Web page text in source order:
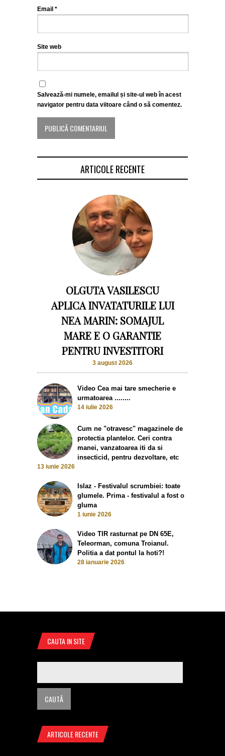
Email *
Site web
Salvează-mi numele, emailul și site-ul web în acest
navigator pentru data viitoare când o să comentez.
ARTICOLE RECENTE
OLGUTA VASILESCU
APLICA INVATATURILE LUI
NEA MARIN: SOMAJUL
MARE E O GARANTIE
PENTRU INVESTITORI
3 august 2026
Video Cea mai tare smecherie e
urmatoarea ........
14 iulie 2026
Cum ne "otravesc" magazinele de
protectia plantelor. Ceri contra
manei, vanzatoarea iti da si
insecticid, pentru dezvoltare, etc
13 iunie 2026
Islaz - Festivalul scrumbiei: toate
glumele. Prima - festivalul a fost o
gluma
1 iunie 2026
Video TIR rasturnat pe DN 65E,
Teleorman, comuna Troianul.
Politia a dat pontul la hoti?!
28 ianuarie 2026
CAUTA IN SITE
ARTICOLE RECENTE